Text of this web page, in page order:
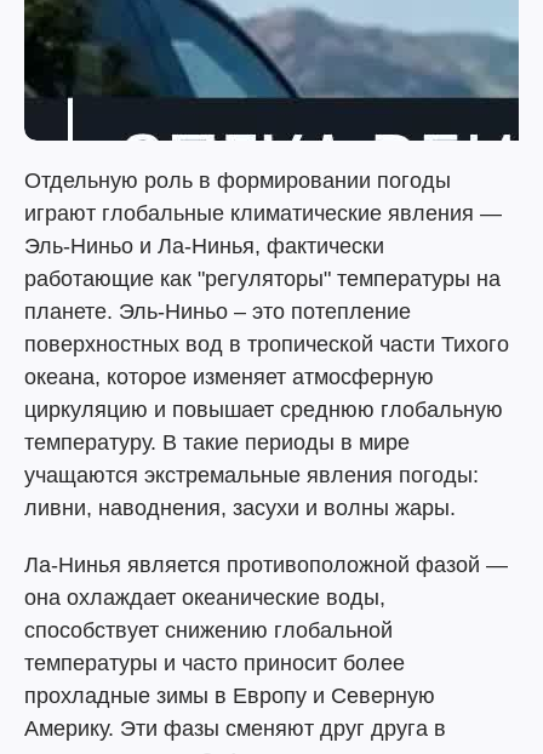
Отдельную роль в формировании погоды
играют глобальные климатические явления —
Эль-Ниньо и Ла-Нинья, фактически
работающие как "регуляторы" температуры на
планете. Эль-Ниньо – это потепление
поверхностных вод в тропической части Тихого
океана, которое изменяет атмосферную
циркуляцию и повышает среднюю глобальную
температуру. В такие периоды в мире
учащаются экстремальные явления погоды:
ливни, наводнения, засухи и волны жары.
Ла-Нинья является противоположной фазой —
она охлаждает океанические воды,
способствует снижению глобальной
температуры и часто приносит более
прохладные зимы в Европу и Северную
Америку. Эти фазы сменяют друг друга в